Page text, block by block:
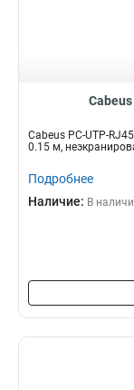
Cabeus PC-UTP-
0.15 м,
Подробнее
Наличие: В